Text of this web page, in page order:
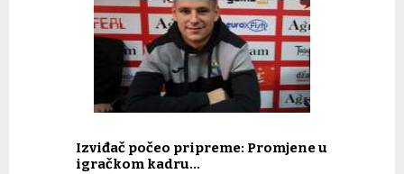
Izviđač počeo pripreme: Promjene u
igračkom kadru…